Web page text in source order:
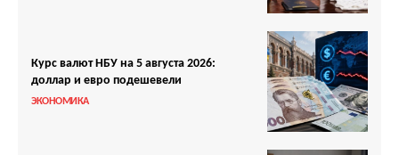
Курс валют НБУ на 5 августа 2026:
доллар и евро подешевели
ЭКОНОМИКА